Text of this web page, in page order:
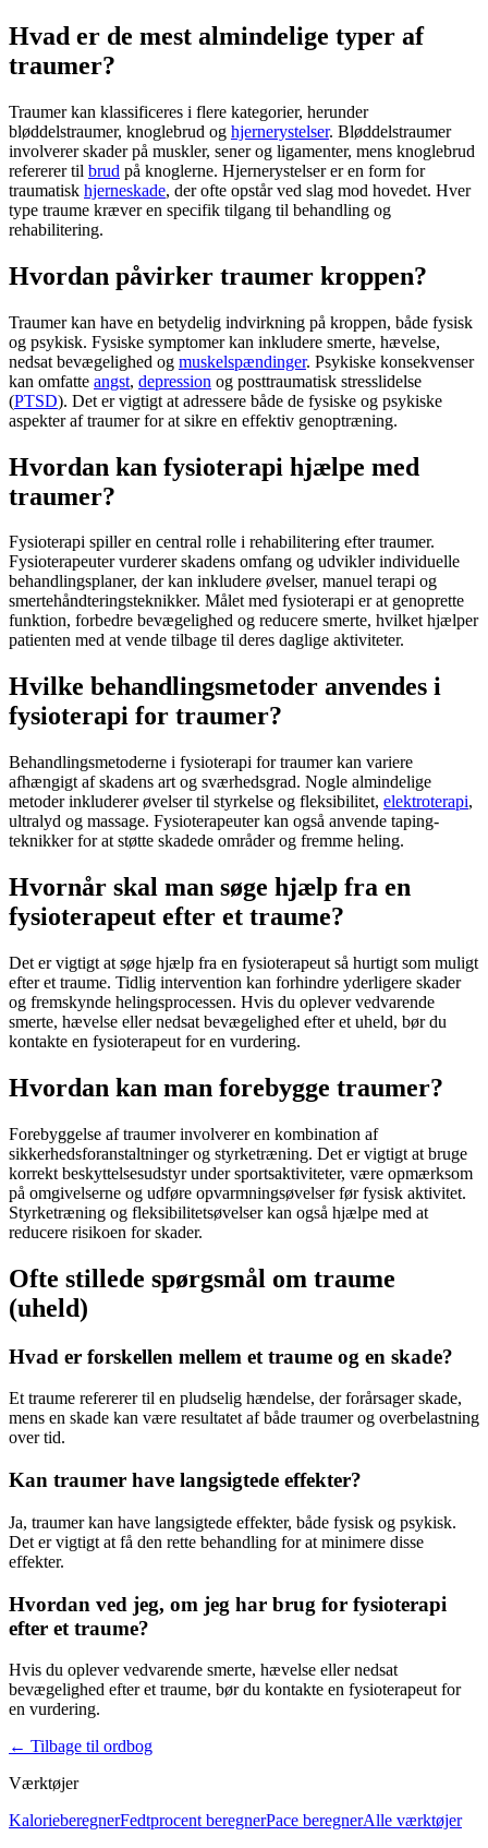
Hvad er de mest almindelige typer af
traumer?
Traumerkan klassificeres i flere kategorier, herunder
bløddelstraumer, knoglebrud og hjernerystelser. Bløddelstraumer
involverer skader på muskler, sener og ligamenter, mens knoglebrud
refererer til brud på knoglerne. Hjernerystelserer en form for
traumatisk hjerneskade, der ofte opstår ved slag mod hovedet. Hver
type traume kræver en specifik tilgang til behandling og
rehabilitering.
Hvordan påvirker traumer kroppen?
Traumerkan have en betydelig indvirkning på kroppen, både fysisk
og psykisk. Fysiske symptomer kan inkludere smerte, hævelse,
nedsat bevægelighed og muskelspændinger. Psykiske konsekvenser
kan omfatte angst, depression og posttraumatisk stresslidelse
(PTSD). Det er vigtigt at adressere både de fysiske og psykiske
aspekter aftraumerfor at sikre en effektiv genoptræning.
Hvordan kan fysioterapi hjælpe med
traumer?
Fysioterapi spiller en central rolle i rehabilitering eftertraumer.
Fysioterapeuter vurderer skadens omfang og udvikler individuelle
behandlingsplaner, der kan inkludere øvelser, manuel terapi og
smertehåndteringsteknikker. Målet med fysioterapi er at genoprette
funktion, forbedre bevægelighed og reducere smerte, hvilket hjælper
patienten med at vende tilbage til deres daglige aktiviteter.
Hvilke behandlingsmetoder anvendes i
fysioterapi for traumer?
Behandlingsmetoderne i fysioterapi fortraumerkan variere
afhængigt af skadens art og sværhedsgrad. Nogle almindelige
metoder inkluderer øvelser til styrkelse og fleksibilitet, elektroterapi,
ultralyd og massage. Fysioterapeuter kan også anvende taping-
teknikker for at støtte skadede områder og fremme heling.
Hvornår skal man søge hjælp fra en
fysioterapeut efter et traume?
Det er vigtigt at søge hjælp fra en fysioterapeut så hurtigt som muligt
efter et traume. Tidlig intervention kan forhindre yderligere skader
og fremskynde helingsprocessen. Hvis du oplever vedvarende
smerte, hævelse eller nedsat bevægelighed efter et uheld, bør du
kontakte en fysioterapeut for en vurdering.
Hvordan kan man forebygge traumer?
Forebyggelse aftraumerinvolverer en kombination af
sikkerhedsforanstaltninger og styrketræning. Det er vigtigt at bruge
korrekt beskyttelsesudstyr under sportsaktiviteter, være opmærksom
på omgivelserne og udføre opvarmningsøvelser før fysisk aktivitet.
Styrketræning og fleksibilitetsøvelser kan også hjælpe med at
reducere risikoen for skader.
Ofte stillede spørgsmål om traume
(uheld)
Hvad er forskellen mellem et traume og en skade?
Ettraume refererer til en pludselig hændelse, der forårsager skade,
mens en skade kan være resultatet af både traumerog overbelastning
over tid.
Kan traumer have langsigtede effekter?
Ja, traumerkan have langsigtede effekter, både fysisk og psykisk.
Det er vigtigt at få den rette behandling for at minimere disse
effekter.
Hvordan ved jeg, om jeg har brug for fysioterapi
efter et traume?
Hvis du oplever vedvarende smerte, hævelse eller nedsat
bevægelighed efter et traume, bør du kontakte en fysioterapeut for
en vurdering.
← Tilbage til ordbog
Værktøjer
KalorieberegnerFedtprocent beregnerPace beregnerAlle værktøjer